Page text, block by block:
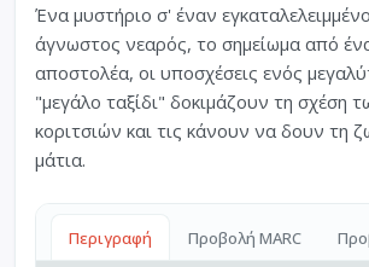
Ένα μυστήριο σ' έναν
άγνωστος νεαρός, το σημείωμα από
αποστολέα, οι υποσχέσεις ενός
"μεγάλο ταξίδι" δοκιμάζουν τη σχέση
κοριτσιών και τις κάνουν να δουν τη
μάτια.
Περιγραφή Προβολή MARC